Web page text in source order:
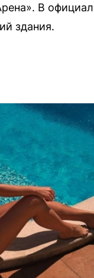
В
здания.